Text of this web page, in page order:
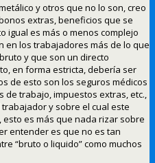
y otros que no lo son, creo
extras, beneficios que se
igual es más o menos complejo
en los trabajadores más de lo que
y que son un directo
en forma estricta, debería ser
de esto son los seguros médicos
de trabajo, impuestos extras, etc.,
y sobre el cual este
es más que nada rizar sobre
entender es que no es tan
“bruto o liquido” como muchos